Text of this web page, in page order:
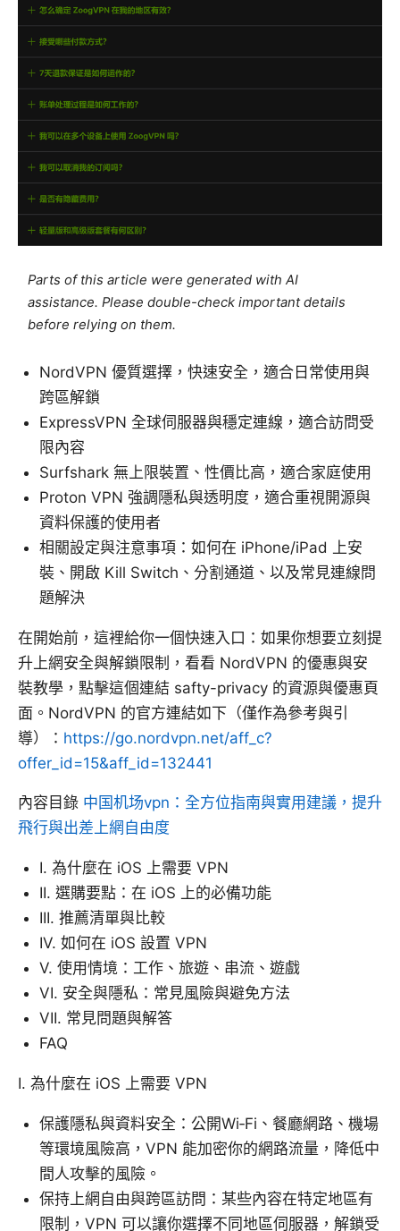
Parts of this article were generated with AI
assistance. Please double-check important details
before relying on them.
NordVPN 優質選擇，快速安全，適合日常使用與
跨區解鎖
ExpressVPN 全球伺服器與穩定連線，適合訪問受
限內容
Surfshark 無上限裝置、性價比高，適合家庭使用
Proton VPN 強調隱私與透明度，適合重視開源與
資料保護的使用者
相關設定與注意事項：如何在 iPhone/iPad 上安
裝、開啟 Kill Switch、分割通道、以及常見連線問
題解決
在開始前，這裡給你一個快速入口：如果你想要立刻提
升上網安全與解鎖限制，看看 NordVPN 的優惠與安
裝教學，點擊這個連結 safty-privacy 的資源與優惠頁
面。NordVPN 的官方連結如下（僅作為參考與引
導）： https://go.nordvpn.net/aff_c?
offer_id=15&aff_id=132441
內容目錄 中国机场vpn：全方位指南與實用建議，提升
飛行與出差上網自由度
I. 為什麼在 iOS 上需要 VPN
II. 選購要點：在 iOS 上的必備功能
III. 推薦清單與比較
IV. 如何在 iOS 設置 VPN
V. 使用情境：工作、旅遊、串流、遊戲
VI. 安全與隱私：常見風險與避免方法
VII. 常見問題與解答
FAQ
I. 為什麼在 iOS 上需要 VPN
保護隱私與資料安全：公開Wi‑Fi、餐廳網路、機場
等環境風險高，VPN 能加密你的網路流量，降低中
間人攻擊的風險。
保持上網自由與跨區訪問：某些內容在特定地區有
限制，VPN 可以讓你選擇不同地區伺服器，解鎖受